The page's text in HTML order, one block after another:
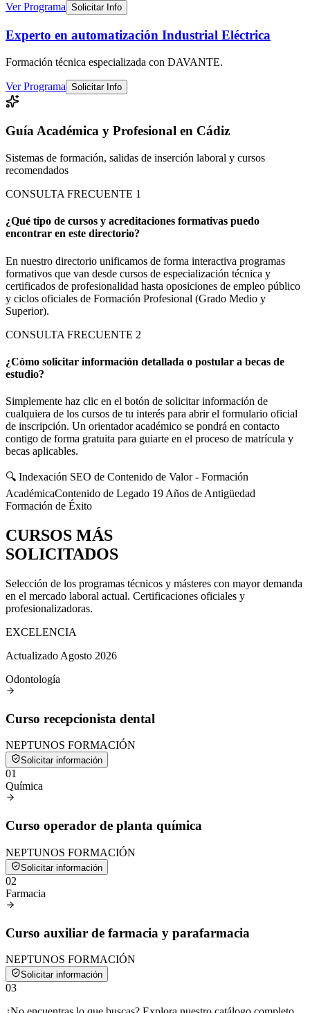
Ver Programa Solicitar Info
Experto en automatización Industrial Eléctrica
Formación técnica especializada con DAVANTE.
Ver Programa Solicitar Info
Guía Académica y Profesional en Cádiz
Sistemas de formación, salidas de inserción laboral y cursos
recomendados
CONSULTA FRECUENTE 1
¿Qué tipo de cursos y acreditaciones formativas puedo
encontrar en este directorio?
En nuestro directorio unificamos de forma interactiva programas
formativos que van desde cursos de especialización técnica y
certificados de profesionalidad hasta oposiciones de empleo público
y ciclos oficiales de Formación Profesional (Grado Medio y
Superior).
CONSULTA FRECUENTE 2
¿Cómo solicitar información detallada o postular a becas de
estudio?
Simplemente haz clic en el botón de solicitar información de
cualquiera de los cursos de tu interés para abrir el formulario oficial
de inscripción. Un orientador académico se pondrá en contacto
contigo de forma gratuita para guiarte en el proceso de matrícula y
becas aplicables.
🔍 Indexación SEO de Contenido de Valor - Formación
AcadémicaContenido de Legado 19 Años de Antigüedad
Formación de Éxito
CURSOS MÁS
SOLICITADOS
Selección de los programas técnicos y másteres con mayor demanda
en el mercado laboral actual. Certificaciones oficiales y
profesionalizadoras.
EXCELENCIA
Actualizado Agosto 2026
Odontología
Curso recepcionista dental
NEPTUNOS FORMACIÓN
Solicitar información
01
Química
Curso operador de planta química
NEPTUNOS FORMACIÓN
Solicitar información
02
Farmacia
Curso auxiliar de farmacia y parafarmacia
NEPTUNOS FORMACIÓN
Solicitar información
03